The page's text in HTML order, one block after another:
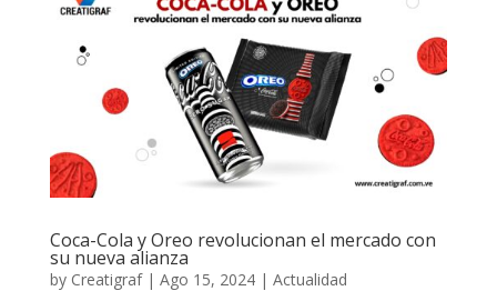
Coca-Cola y Oreo revolucionan el mercado con
su nueva alianza
by Creatigraf| Ago 15, 2024| Actualidad